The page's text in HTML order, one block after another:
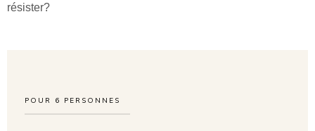
résister?
POUR 6 PERSONNES